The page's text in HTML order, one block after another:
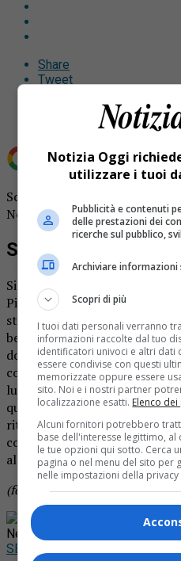
Share
Tweet
Aggiungi Notizia Oggi.it
Scavo archeologico a
Neolitico.
Scavo
Si tratta di uno degli scavi
Piemonte orientale quello di
stata Manuela Salvitti della
belle arti delle province di
dopo la visita del cantiere. Il
costruzione della Tav, ma
luce reperti del Neolitico,
queste zone.Sono attivi anche
ritrovamento di reperti: a
confine tra Briga e Gozzano.
alla luce un’area di interesse
(foto di repertorio)
Rimani
News!
SEGUICI
Notizia Oggi
utilizzare i tuoi
Pubblicità e contenuti
delle prestazioni dei
ricerche sul pubblico,
Archiviare informazioni
Scopri di più
I tuoi dati personali verranno
informazioni raccolte dal tuo
identificatori univoci e altri
essere condivise con questi
memorizzate oppure essere
sito. Noi e i nostri partner
localizzazione esatti. Elenco
Alcuni fornitori potrebbero
base dell'interesse legittimo,
le tue opzioni qui sotto. Cerca
pagina o nel menu del sito per
nelle impostazioni della privacy